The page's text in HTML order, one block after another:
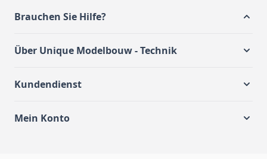
Brauchen Sie Hilfe?
Über Unique Modelbouw - Technik
Kundendienst
Mein Konto